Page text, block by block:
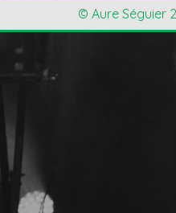
© Aure Séguier